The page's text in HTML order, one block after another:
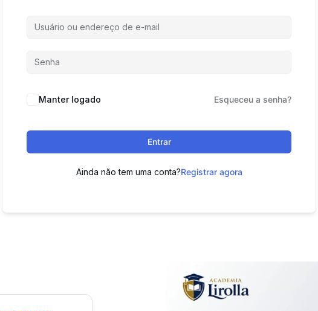
Manter logado Esqueceu a senha?
Entrar
Ainda não tem uma conta?Registrar agora